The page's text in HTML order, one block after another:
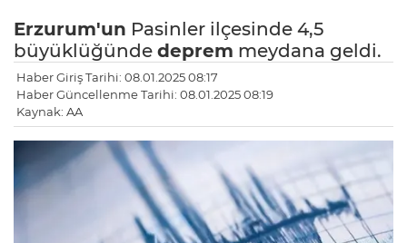
Erzurum'un Pasinler ilçesinde 4,5
büyüklüğünde deprem meydana geldi.
Haber Giriş Tarihi: 08.01.2025 08:17
Haber Güncellenme Tarihi: 08.01.2025 08:19
Kaynak: AA